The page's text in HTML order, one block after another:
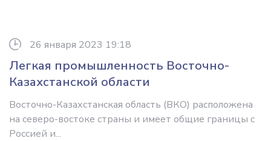
26 января 2023 19:18
Легкая промышленность Восточно-
Казахстанской области
Восточно-Казахстанская область (ВКО) расположена
на северо-востоке страны и имеет общие границы с
Россией и...